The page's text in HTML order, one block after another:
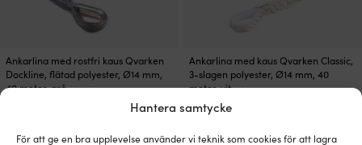
Hantera samtycke
För att ge en bra upplevelse använder vi teknik som cookies för att lagra
Ankarlina med rostfri kaus Qvarken
Dockline, flätad polyester, Ø14 mm,
40 meter, grå
Ankarlina med kaus Qvarken Classic,
3-slagen polyester, Ø14 mm, 40
meter, vit
3 - 6 ARBETSDAGAR